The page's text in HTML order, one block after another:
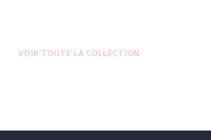
VOIR TOUTE LA COLLECTION